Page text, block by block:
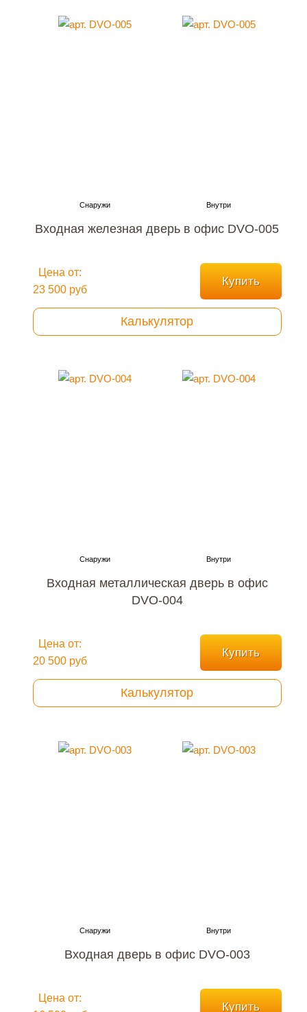
Входная железная дверь в офис DVO-005
Цена от:
23 500 руб
Купить
Калькулятор
Входная металлическая дверь в офис
DVO-004
Цена от:
20 500 руб
Купить
Калькулятор
Входная дверь в офис DVO-003
Цена от:
Купить